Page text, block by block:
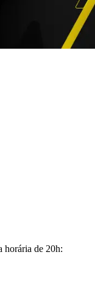
horária de 20h: